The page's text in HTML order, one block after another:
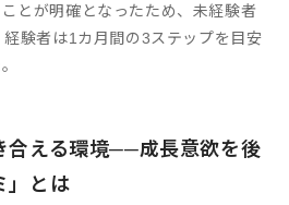
とが明確となったため、未経験者
験者は1カ月間の3ステップを目安
合える環境──成長意欲を後
」とは